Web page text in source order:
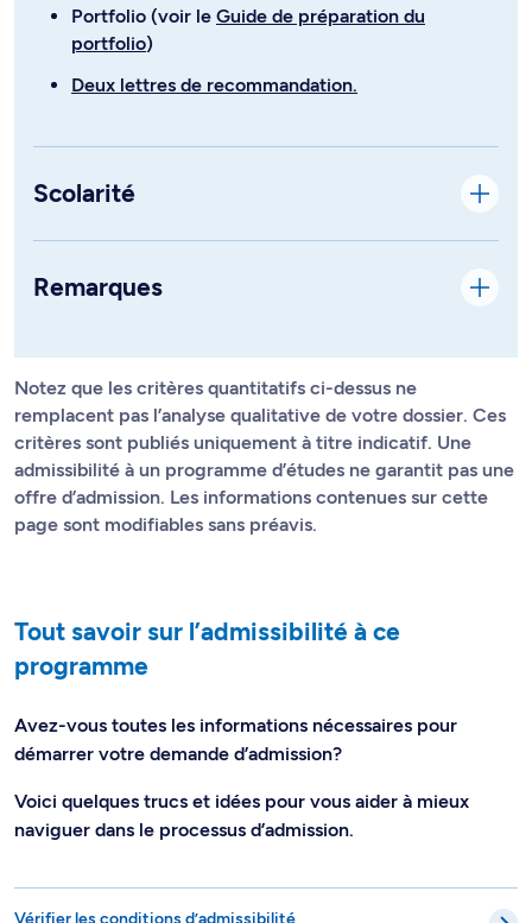
Portfolio (voir le Guide de préparation du
portfolio)
Deux lettres de recommandation.
Scolarité
Remarques
Notez que les critères quantitatifs ci-dessus ne
remplacent pas l’analyse qualitative de votre dossier. Ces
critères sont publiés uniquement à titre indicatif. Une
admissibilité à un programme d’études ne garantit pas une
offre d’admission. Les informations contenues sur cette
page sont modifiables sans préavis.
Tout savoir sur l’admissibilité à ce
programme
Avez-vous toutes les informations nécessaires pour
démarrer votre demande d’admission?
Voici quelques trucs et idées pour vous aider à mieux
naviguer dans le processus d’admission.
Vérifier les conditions d’admissibilité